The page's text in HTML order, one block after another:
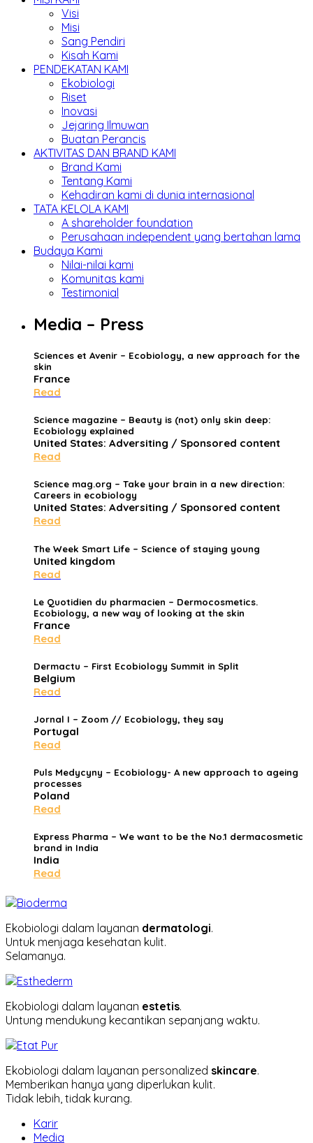
Visi
Misi
Sang Pendiri
Kisah Kami
PENDEKATAN KAMI
Ekobiologi
Riset
Inovasi
Jejaring Ilmuwan
Buatan Perancis
AKTIVITAS DAN BRAND KAMI
Brand Kami
Tentang Kami
Kehadiran kami di dunia internasional
TATA KELOLA KAMI
A shareholder foundation
Perusahaan independent yang bertahan lama
Budaya Kami
Nilai-nilai kami
Komunitas kami
Testimonial
Media – Press
Sciences et Avenir – Ecobiology, a new approach for the
skin
France
Read
Science magazine – Beauty is (not) only skin deep:
Ecobiology explained
United States: Adversiting / Sponsored content
Read
Science mag.org – Take your brain in a new direction:
Careers in ecobiology
United States: Adversiting / Sponsored content
Read
The Week Smart Life – Science of staying young
United kingdom
Read
Le Quotidien du pharmacien – Dermocosmetics.
Ecobiology, a new way of looking at the skin
France
Read
Dermactu – First Ecobiology Summit in Split
Belgium
Read
Jornal I – Zoom // Ecobiology, they say
Portugal
Read
Puls Medycyny – Ecobiology- A new approach to ageing
processes
Poland
Read
Express Pharma – We want to be the No.1 dermacosmetic
brand in India
India
Read
Ekobiologi dalam layanan dermatologi.
Untuk menjaga kesehatan kulit.
Selamanya.
Ekobiologi dalam layanan estetis.
Untung mendukung kecantikan sepanjang waktu.
Ekobiologi dalam layanan personalized skincare.
Memberikan hanya yang diperlukan kulit.
Tidak lebih, tidak kurang.
Karir
Media